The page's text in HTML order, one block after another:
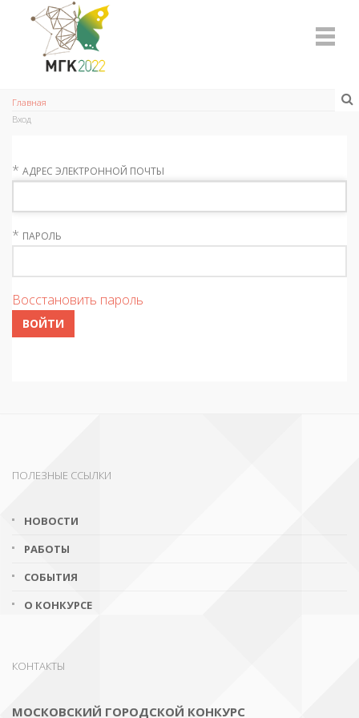
Главная
Вход
* АДРЕС ЭЛЕКТРОННОЙ ПОЧТЫ
* ПАРОЛЬ
Восстановить пароль
ВОЙТИ
ПОЛЕЗНЫЕ ССЫЛКИ
НОВОСТИ
РАБОТЫ
СОБЫТИЯ
О КОНКУРСЕ
КОНТАКТЫ
МОСКОВСКИЙ ГОРОДСКОЙ КОНКУРС